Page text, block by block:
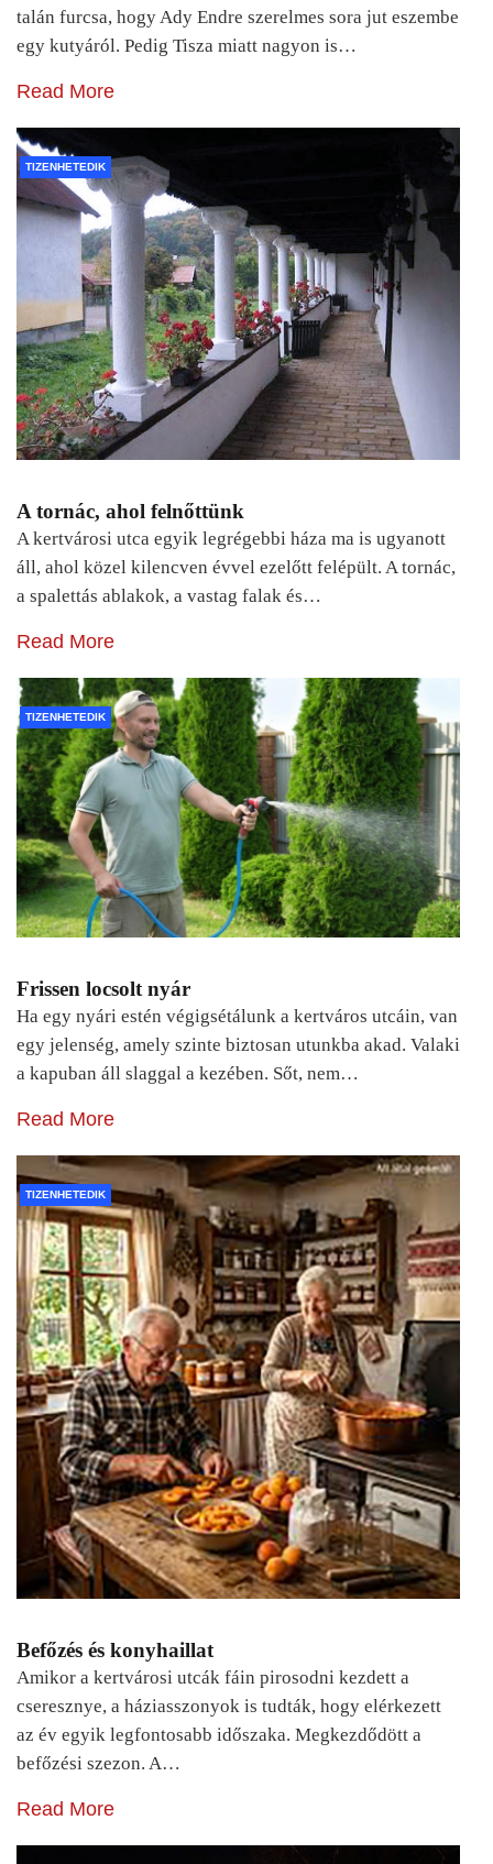
talán furcsa, hogy Ady Endre szerelmes sora jut eszembe
egy kutyáról. Pedig Tisza miatt nagyon is…
Read More
TIZENHETEDIK
A tornác, ahol felnőttünk
A kertvárosi utca egyik legrégebbi háza ma is ugyanott
áll, ahol közel kilencven évvel ezelőtt felépült. A tornác,
a spalettás ablakok, a vastag falak és…
Read More
TIZENHETEDIK
Frissen locsolt nyár
Ha egy nyári estén végigsétálunk a kertváros utcáin, van
egy jelenség, amely szinte biztosan utunkba akad. Valaki
a kapuban áll slaggal a kezében. Sőt, nem…
Read More
TIZENHETEDIK
Befőzés és konyhaillat
Amikor a kertvárosi utcák fáin pirosodni kezdett a
cseresznye, a háziasszonyok is tudták, hogy elérkezett
az év egyik legfontosabb időszaka. Megkezdődött a
befőzési szezon. A…
Read More